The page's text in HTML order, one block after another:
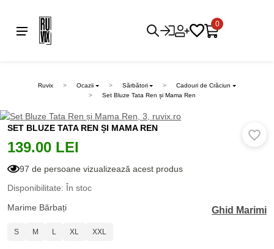
0
Ruvix Ocazii Sărbători
Cadouri de Crăciun
Set Bluze Tata Ren și Mama Ren
SET BLUZE TATA REN ȘI MAMA REN
139.00 LEI
97 de persoane vizualizează acest produs
Disponibilitate: În stoc
Marime Bărbați
Ghid Marimi
S M L XL XXL